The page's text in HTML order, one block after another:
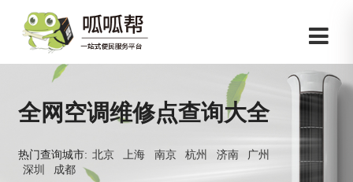
全网空调维修点查询大全
热门查询城市: 北京 上海 南京 杭州 济南
广州
深圳
成都